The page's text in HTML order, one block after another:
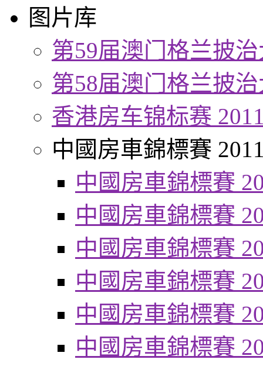
图片库
第59届澳门格兰披
第58届澳门格兰披
香港房车锦标赛
中國房車錦標賽
中國房車錦標賽
中國房車錦標賽
中國房車錦標賽
中國房車錦標賽
中國房車錦標賽
中國房車錦標賽